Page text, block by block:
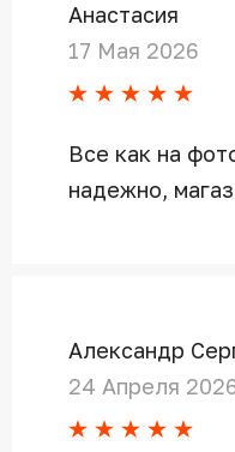
Анастасия
17 Мая 2026
Все как на
надежно,
Александр
24 Апреля